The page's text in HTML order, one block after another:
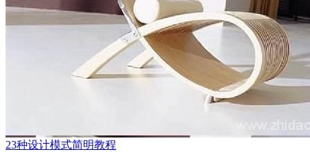
23种设计模式简明教程